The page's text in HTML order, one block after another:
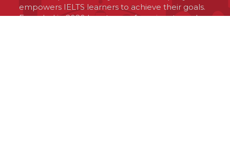
empowers IELTS learners to achieve their goals.
Founded in 2020 by a team of passionate and